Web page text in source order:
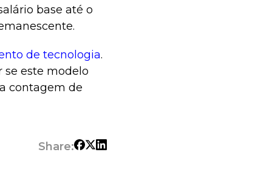
base até o
de tecnologia.
se este modelo
contagem de
Share: